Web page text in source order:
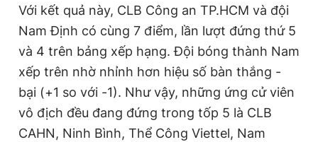
Với kết quả này, CLB Công an TP.HCM và đội
Nam Định có cùng 7 điểm, lần lượt đứng thứ 5
và 4 trên bảng xếp hạng. Đội bóng thành Nam
xếp trên nhờ nhỉnh hơn hiệu số bàn thắng -
bại (+1 so với -1). Như vậy, những ứng cử viên
vô địch đều đang đứng trong tốp 5 là CLB
CAHN, Ninh Bình, Thể Công Viettel, Nam